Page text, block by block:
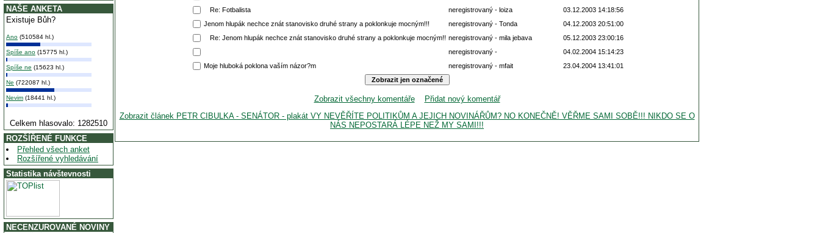
NAŠE ANKETA
Existuje Bůh?
Ano (510584 hl.)
Spíše ano (15775 hl.)
Spíše ne (15623 hl.)
Ne (722087 hl.)
Nevim (18441 hl.)
Celkem hlasovalo: 1282510
ROZŠÍŘENÉ FUNKCE
Přehled všech anket
Rozšířené vyhledávání
Statistika návštevnosti
NECENZUROVANÉ NOVINY
Re: Fotbalista
neregistrovaný - loiza
03.12.2003 14:18:56
Jenom hlupák nechce znát stanovisko druhé strany a poklonkuje mocným!!!
neregistrovaný - Tonda
04.12.2003 20:51:00
Re: Jenom hlupák nechce znát stanovisko druhé strany a poklonkuje mocným!! neregistrovaný - mila jebava
05.12.2003 23:00:16
neregistrovaný -
04.02.2004 15:14:23
Moje hluboká poklona vaším názor?m
neregistrovaný - mfait 23.04.2004 13:41:01
Zobrazit všechny komentáře
Přidat nový komentář
Zobrazit článek PETR CIBULKA - SENÁTOR - plakát VY NEVĚŘÍTE POLITIKŮM A JEJICH NOVINÁŘŮM? NO KONEČNĚ! VĚŘME SAMI SOBĚ!!! NIKDO SE O
NÁS NEPOSTARÁ LÉPE NEŽ MY SAMI!!!